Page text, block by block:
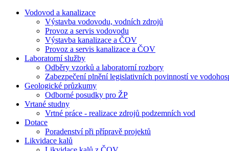
Vodovod a kanalizace
Výstavba vodovodu, vodních zdrojů
Provoz a servis vodovodu
Výstavba kanalizace a ČOV
Provoz a servis kanalizace a ČOV
Laboratorní služby
Odběry vzorků a laboratorní rozbory
Zabezpečení plnění legislativních povinností ve
Geologické průzkumy
Odborné posudky pro ŽP
Vrtané studny
Vrtné práce - realizace zdrojů podzemních vod
Dotace
Poradenství při přípravě projektů
Likvidace kalů